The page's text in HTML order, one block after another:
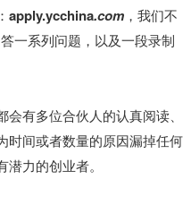
apply.ycchina.com ，我们不
一系列问题，以及一段录制
有多位合伙人的认真阅读、
时间或者数量的原因漏掉任何
力的创业者。